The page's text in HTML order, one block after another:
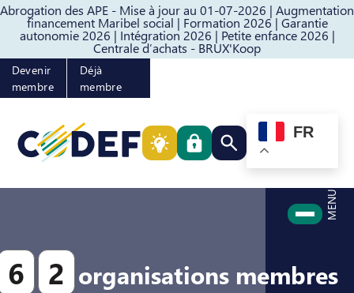
Abrogation des APE - Mise à jour au 01-07-2026 | Augmentation
financement Maribel social | Formation 2026 | Garantie
autonomie 2026 | Intégration 2026 | Petite enfance 2026 |
Centrale d’achats - BRUX'Koop
Passer au contenuPasser au pied de page
Devenir
membre
Déjà
membre
Rechercher quelque
FR
MENU
6 2 organisations membres